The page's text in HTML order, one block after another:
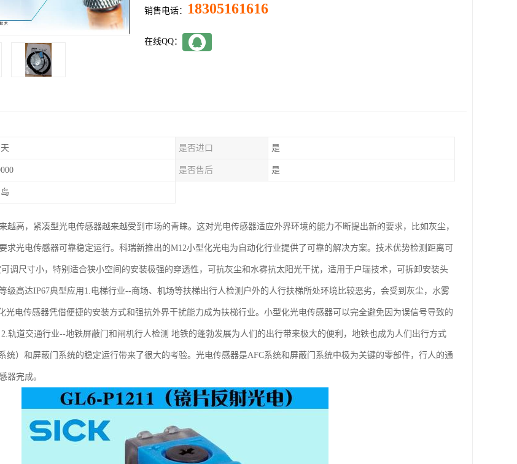
销售电话： 18305161616
在线QQ：
是否进口 是
是否售后 是
越高，紧凑型光电传感器越来越受到市场的青睐。这对光电传感器适应外界环境的能力不断提出新的要求，比如灰尘，
求光电传感器可靠稳定运行。科瑞新推出的M12小型化光电为自动化行业提供了可靠的解决方案。技术优势检测距离可
调尺寸小，特别适合狭小空间的安装极强的穿透性，可抗灰尘和水雾抗太阳光干扰，适用于户瑞技术，可拆卸安装头
级高达IP67典型应用1.电梯行业--商场、机场等扶梯出行人检测户外的人行扶梯所处环境比较恶劣，会受到灰尘，水雾
光电传感器凭借便捷的安装方式和强抗外界干扰能力成为扶梯行业。小型化光电传感器可以完全避免因为误信号导致的
轨道交通行业--地铁屏蔽门和闸机行人检测 地铁的蓬勃发展为人们的出行带来极大的便利，地铁也成为人们出行方式
统）和屏蔽门系统的稳定运行带来了很大的考验。光电传感器是AFC系统和屏蔽门系统中极为关键的零部件，行人的通
器完成。